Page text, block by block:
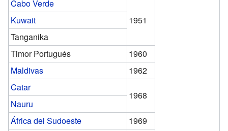
Cabo Verde
1951
Kuwait
Tanganika
Timor Portugués
1960
Maldivas
1962
Catar
1968
Nauru
África del Sudoeste
1969